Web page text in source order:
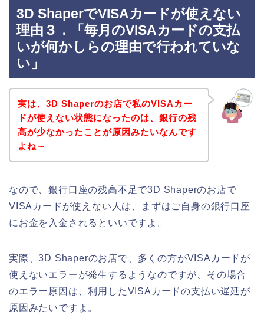
3D ShaperでVISAカードが使えない
理由３．「毎月のVISAカードの支払
いが何かしらの理由で行われていな
い」
実は、3D Shaperのお店で私のVISAカー
ドが使えない状態になったのは、銀行の残
高が少なかったことが原因みたいなんです
よね～
なので、銀行口座の残高不足で3D Shaperのお店で
VISAカードが使えない人は、まずはご自身の銀行口座
にお金を入金されるといいですよ。
実際、3D Shaperのお店で、多くの方がVISAカードが
使えないエラーが発生するようなのですが、その場合
のエラー原因は、利用したVISAカードの支払い遅延が
原因みたいですよ。